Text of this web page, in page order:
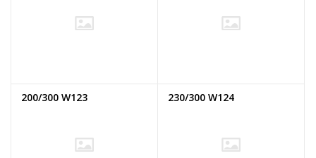
200/300 W123 230/300 W124